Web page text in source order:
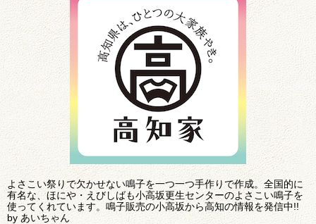
よさこい祭りで欠かせない鳴子を一つ一つ手作りで作成。全国的に
有名な、ほにや・えびしばも小高坂更生センターのよさこい鳴子を
使ってくれています。鳴子販売の小高坂から高知の情報を発信中!!
by あいちゃん